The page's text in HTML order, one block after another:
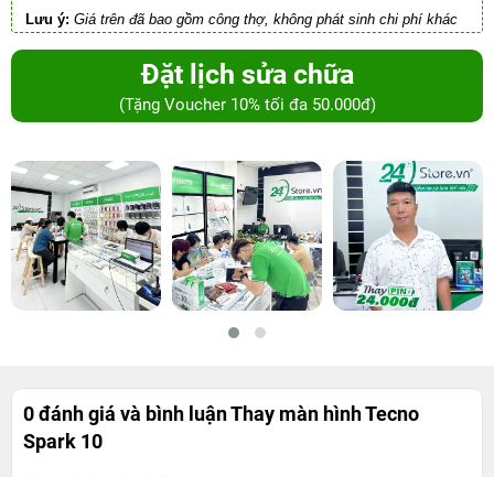
Lưu ý: Giá trên đã bao gồm công thợ, không phát sinh chi phí khác
Đặt lịch sửa chữa
(Tặng Voucher 10% tối đa 50.000đ)
0 đánh giá và bình luậnThay màn hình Tecno
Spark 10